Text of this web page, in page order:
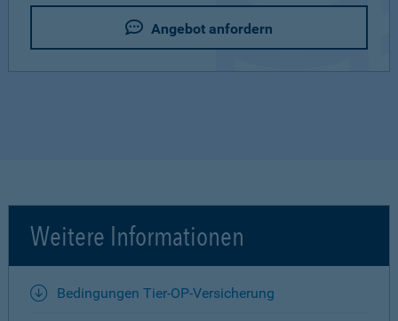
Angebot anfordern
Weitere Informationen
Bedingungen Tier-OP-Versicherung